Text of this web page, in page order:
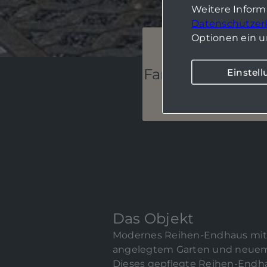
Das Objekt
Modernes Reihen-Endhaus
angelegtem Garten und
Dieses gepflegte Reihen-
Weitere
Optionen ein